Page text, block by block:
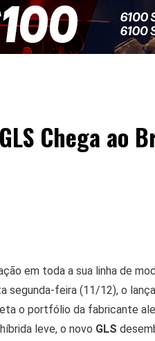
Chega ao
em toda a sua linha de
segunda-feira (11/12), o
o portfólio da fabricante
leve, o novo GLS